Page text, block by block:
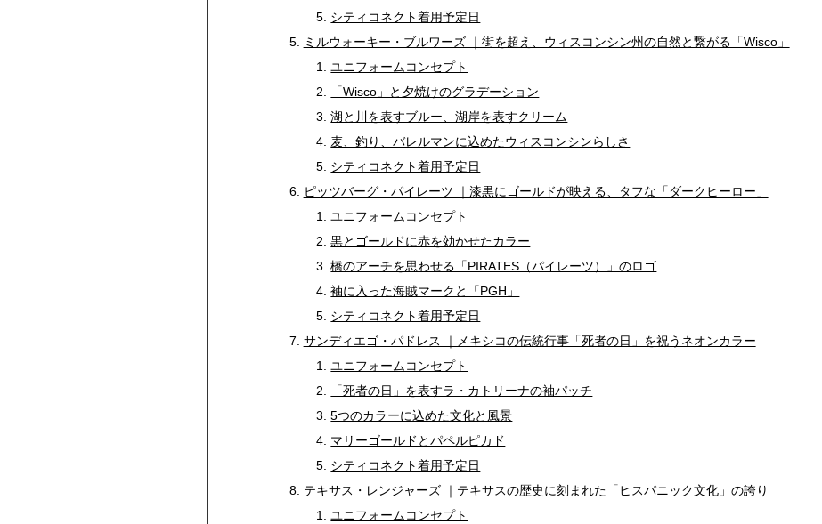
シティコネクト着用予定日
ミルウォーキー・ブルワーズ ｜街を超え、ウィスコンシン州の自然と繋がる「Wisco」
ユニフォームコンセプト
「Wisco」と夕焼けのグラデーション
湖と川を表すブルー、湖岸を表すクリーム
麦、釣り、バレルマンに込めたウィスコンシンらしさ
シティコネクト着用予定日
ピッツバーグ・パイレーツ ｜漆黒にゴールドが映える、タフな「ダークヒーロー」
ユニフォームコンセプト
黒とゴールドに赤を効かせたカラー
橋のアーチを思わせる「PIRATES（パイレーツ）」のロゴ
袖に入った海賊マークと「PGH」
シティコネクト着用予定日
サンディエゴ・パドレス ｜メキシコの伝統行事「死者の日」を祝うネオンカラー
ユニフォームコンセプト
「死者の日」を表すラ・カトリーナの袖パッチ
5つのカラーに込めた文化と風景
マリーゴールドとパペルピカド
シティコネクト着用予定日
テキサス・レンジャーズ ｜テキサスの歴史に刻まれた「ヒスパニック文化」の誇り
ユニフォームコンセプト